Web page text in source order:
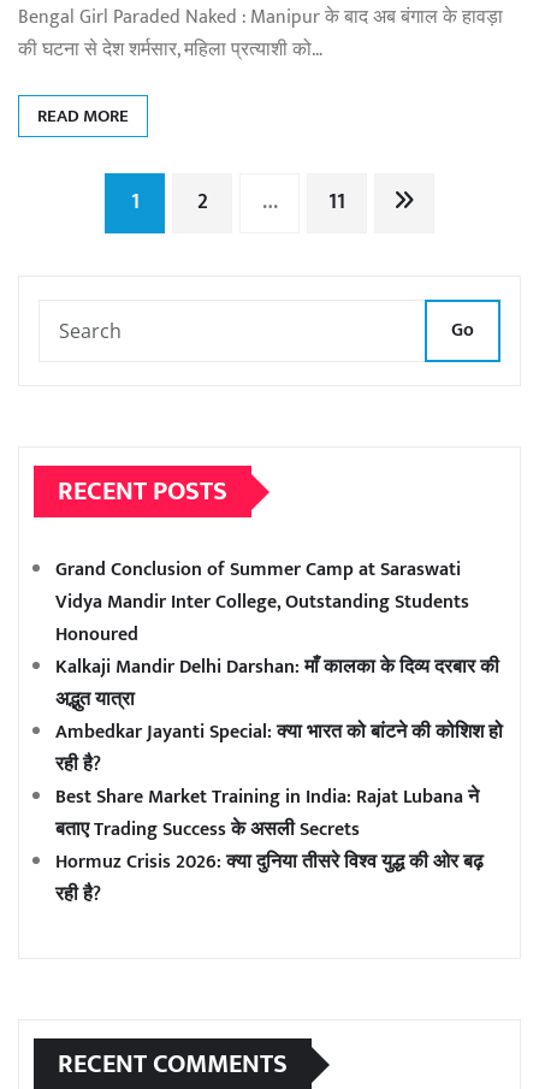
Bengal Girl Paraded Naked : Manipur के बाद अब बंगाल के हावड़ा
की घटना से देश शर्मसार, महिला प्रत्याशी को…
READ MORE
Posts
1 2 … 11
Go
RECENT POSTS
Grand Conclusion of Summer Camp at Saraswati
Vidya Mandir Inter College, Outstanding Students
Honoured
Kalkaji Mandir Delhi Darshan: माँ कालका के दिव्य दरबार की
अद्भुत यात्रा
Ambedkar Jayanti Special: क्या भारत को बांटने की कोशिश हो
रही है?
Best Share Market Training in India: Rajat Lubana ने
बताए Trading Success के असली Secrets
Hormuz Crisis 2026: क्या दुनिया तीसरे विश्व युद्ध की ओर बढ़
रही है?
RECENT COMMENTS